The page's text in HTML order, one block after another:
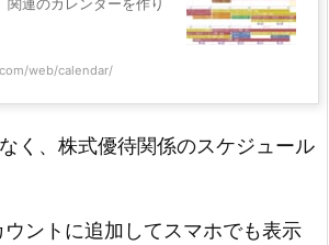
関連のカレンダーを作り
web/calendar/
く、株式優待関係のスケジュール
ントに追加してスマホでも表示